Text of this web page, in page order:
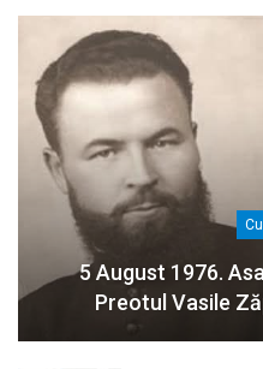
5 August 1976.
Preotul Vasile